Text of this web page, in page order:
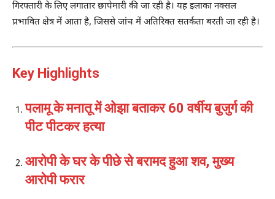
गिरफ्तारी के लिए लगातार छापेमारी की जा रही है। यह इलाका नक्सल
प्रभावित क्षेत्र में आता है, जिससे जांच में अतिरिक्त सतर्कता बरती जा रही है।
Key Highlights
पलामू के मनातू में ओझा बताकर 60 वर्षीय बुजुर्ग की
पीट पीटकर हत्या
आरोपी के घर के पीछे से बरामद हुआ शव, मुख्य
आरोपी फरार